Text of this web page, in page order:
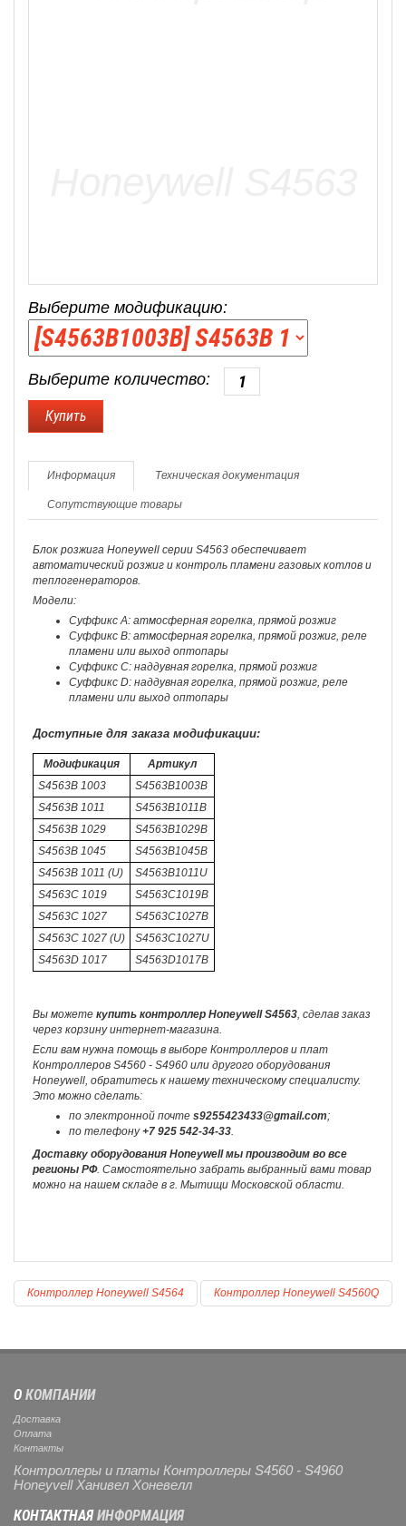
Выберите модификацию:
Выберите количество:
Информация Техническая документация
Сопутствующие товары
Блок розжига Honeywell серии S4563 обеспечивает
автоматический розжиг и контроль пламени газовых котлов и
теплогенераторов.
Модели:
Суффикс A: атмосферная горелка, прямой розжиг
Суффикс B: атмосферная горелка, прямой розжиг, реле
пламени или выход оптопары
Суффикс C: наддувная горелка, прямой розжиг
Суффикс D: наддувная горелка, прямой розжиг, реле
пламени или выход оптопары
Доступные для заказа модификации:
Модификация
Артикул
S4563B 1003
S4563B1003B
S4563B 1011
S4563B1011B
S4563B 1029
S4563B1029B
S4563B 1045
S4563B1045B
S4563B 1011 (U)
S4563B1011U
S4563C 1019
S4563C1019B
S4563C 1027
S4563C1027B
S4563C 1027 (U)
S4563C1027U
S4563D 1017
S4563D1017B
Вы можете купить контроллер Honeywell S4563 , сделав заказ
через корзину интернет-магазина.
Если вам нужна помощь в выборе Контроллеров и плат
Контроллеров S4560 - S4960 или другого оборудования
Honeywell, обратитесь к нашему техническому специалисту.
Это можно сделать:
по электронной почте s9255423433@gmail.com;
по телефону+7 925 542-34-33
Доставку оборудования Honeywell мы производим во все
регионы РФ. Самостоятельно забрать выбранный вами товар
можно на нашем складе в г. Мытищи Московской области.
Контроллер Honeywell S4564 Контроллер Honeywell S4560Q
О КОМПАНИИ
Доставка
Оплата
Контакты
Контроллеры и платы Контроллеры S4560 - S4960
Honeyvell Ханивел Хоневелл
КОНТАКТНАЯИНФОРМАЦИЯ